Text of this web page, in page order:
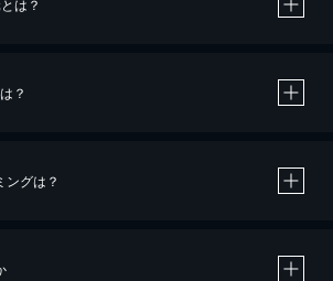
は？
クレジットカード決済による作品の購入 / レンタルです。
よる作品の購入 / レンタルは、20％のポイント還元です。
？
ングは？